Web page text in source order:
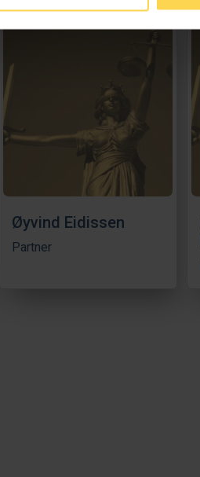
Øyvind Eidissen
Partner